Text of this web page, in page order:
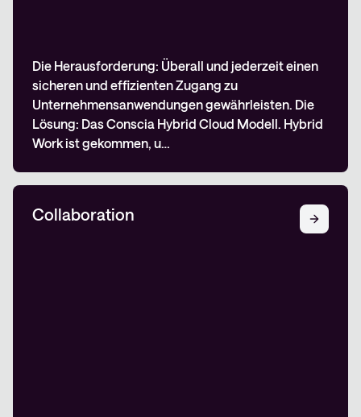
Die Herausforderung: Überall und jederzeit einen
sicheren und effizienten Zugang zu
Unternehmensanwendungen gewährleisten. Die
Lösung: Das Conscia Hybrid Cloud Modell. Hybrid
Work ist gekommen, u…
Collaboration